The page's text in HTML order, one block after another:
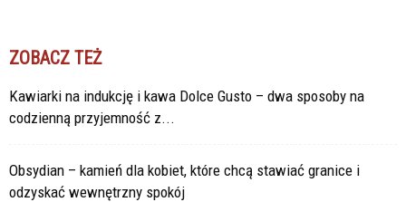
ZOBACZ TEŻ
Kawiarki na indukcję i kawa Dolce Gusto – dwa sposoby na
codzienną przyjemność z...
Obsydian – kamień dla kobiet, które chcą stawiać granice i
odzyskać wewnętrzny spokój